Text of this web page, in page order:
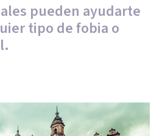
pueden ayudarte
tipo de fobia o